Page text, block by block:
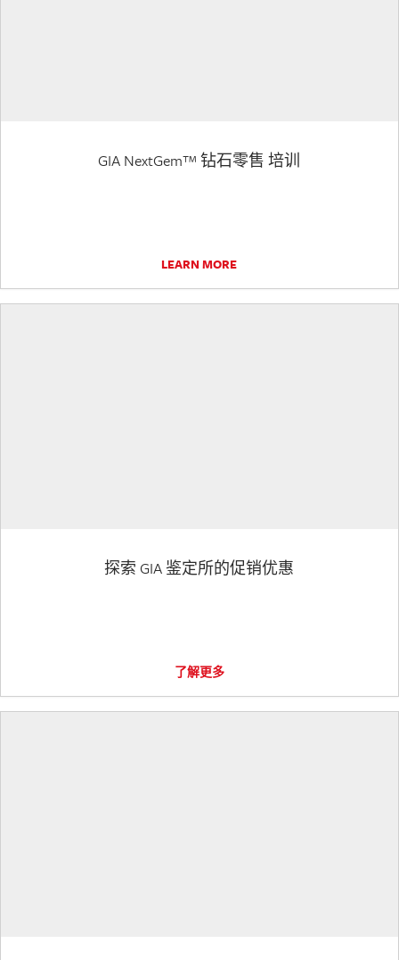
GIA NextGem™ 钻石零售 培训
LEARN MORE
探索 GIA 鉴定所的促销优惠
了解更多